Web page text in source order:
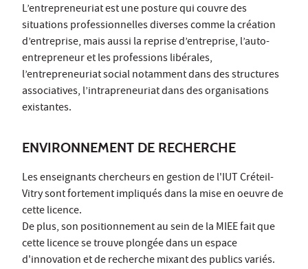
L’entrepreneuriat est une posture qui couvre des
situations professionnelles diverses comme la création
d’entreprise, mais aussi la reprise d’entreprise, l’auto-
entrepreneur et les professions libérales,
l’entrepreneuriat social notamment dans des structures
associatives, l’intrapreneuriat dans des organisations
existantes.
ENVIRONNEMENT DE RECHERCHE
Les enseignants chercheurs en gestion de l'IUT Créteil-
Vitry sont fortement impliqués dans la mise en oeuvre de
cette licence.
De plus, son positionnement au sein de la MIEE fait que
cette licence se trouve plongée dans un espace
d'innovation et de recherche mixant des publics variés.